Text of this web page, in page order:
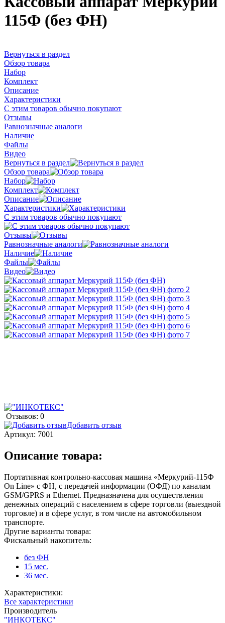
115Ф (без ФН)
Вернуться в раздел
Обзор товара
Набор
Комплект
Описание
Характеристики
С этим товаров обычно покупают
Отзывы
Равнозначные аналоги
Наличие
Файлы
Видео
Вернуться в раздел
Обзор товара
Набор
Комплект
Описание
Характеристики
С этим товаров обычно покупают
Отзывы
Равнозначные аналоги
Наличие
Файлы
Видео
Отзывов: 0
Добавить отзыв
Артикул: 7001
Описание товара:
Портативная контрольно-кассовая машина «Меркурий-115Ф
On Line» с ФН, с передачей информации (ОФД) по каналам
GSM/GPRS и Ethernet. Предназначена для осуществления
денежных операций с населением в сфере торговли (выездной
торговле) и в сфере услуг, в том числе на автомобильном
транспорте.
Другие варианты товара:
Фискальный накопитель:
без ФН
15 мес.
36 мес.
Характеристики:
Все характеристики
Производитель
"ИНКОТЕКС"